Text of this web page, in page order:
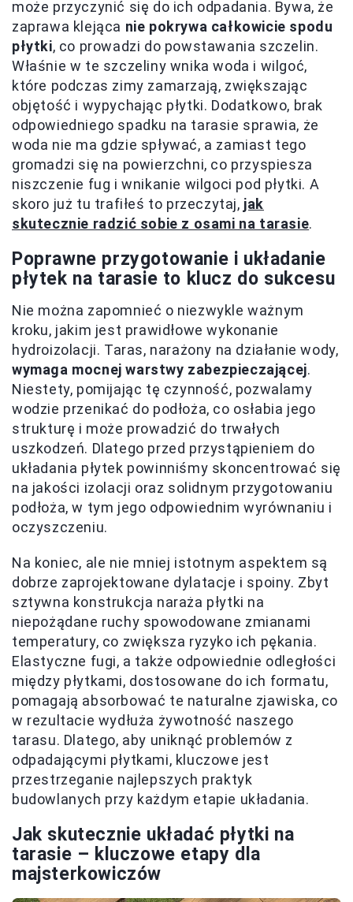
może przyczynić się do ich odpadania. Bywa, że
zaprawa klejąca nie pokrywa całkowicie spodu
płytki, co prowadzi do powstawania szczelin.
Właśnie w te szczeliny wnika woda i wilgoć,
które podczas zimy zamarzają, zwiększając
objętość i wypychając płytki. Dodatkowo, brak
odpowiedniego spadku na tarasie sprawia, że
woda nie ma gdzie spływać, a zamiast tego
gromadzi się na powierzchni, co przyspiesza
niszczenie fug i wnikanie wilgoci pod płytki. A
skoro już tu trafiłeś to przeczytaj, jak
skutecznie radzić sobie z osami na tarasie.
Poprawne przygotowanie i układanie
płytek na tarasie to klucz do sukcesu
Nie można zapomnieć o niezwykle ważnym
kroku, jakim jest prawidłowe wykonanie
hydroizolacji. Taras, narażony na działanie wody,
wymaga mocnej warstwy zabezpieczającej.
Niestety, pomijając tę czynność, pozwalamy
wodzie przenikać do podłoża, co osłabia jego
strukturę i może prowadzić do trwałych
uszkodzeń. Dlatego przed przystąpieniem do
układania płytek powinniśmy skoncentrować się
na jakości izolacji oraz solidnym przygotowaniu
podłoża, w tym jego odpowiednim wyrównaniu i
oczyszczeniu.
Na koniec, ale nie mniej istotnym aspektem są
dobrze zaprojektowane dylatacje i spoiny. Zbyt
sztywna konstrukcja naraża płytki na
niepożądane ruchy spowodowane zmianami
temperatury, co zwiększa ryzyko ich pękania.
Elastyczne fugi, a także odpowiednie odległości
między płytkami, dostosowane do ich formatu,
pomagają absorbować te naturalne zjawiska, co
w rezultacie wydłuża żywotność naszego
tarasu. Dlatego, aby uniknąć problemów z
odpadającymi płytkami, kluczowe jest
przestrzeganie najlepszych praktyk
budowlanych przy każdym etapie układania.
Jak skutecznie układać płytki na
tarasie – kluczowe etapy dla
majsterkowiczów